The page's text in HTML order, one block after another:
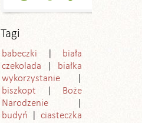
Tagi
babeczki
biała
czekolada
białka
wykorzystanie
biszkopt
Boże
Narodzenie
budyń
ciasteczka